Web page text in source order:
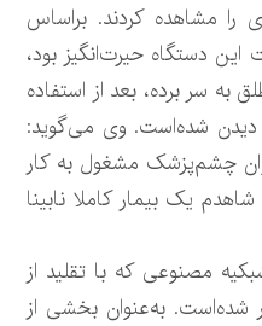
را مشاهده کردند. براساس
این دستگاه حیرت‌انگیز بود،
مطلق به سر برده، بعد از استفاده
دیدن شده‌است. وی می‌گوید:
به‌عنوان چشم‌پزشک مشغول به کار
یک بیمار کاملا نابینا
مصنوعی که با تقلید از
به‌عنوان بخشی از